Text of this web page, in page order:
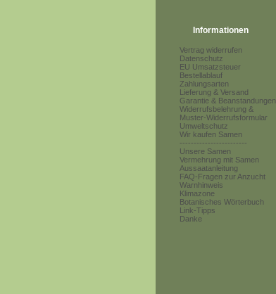
Informationen
Vertrag widerrufen
Datenschutz
EU Umsatzsteuer
Bestellablauf
Zahlungsarten
Lieferung & Versand
Garantie & Beanstandungen
Widerrufsbelehrung &
Muster-Widerrufsformular
Umweltschutz
Wir kaufen Samen
------------------------
Unsere Samen
Vermehrung mit Samen
Aussaatanleitung
FAQ-Fragen zur Anzucht
Warnhinweis
Klimazone
Botanisches Wörterbuch
Link-Tipps
Danke